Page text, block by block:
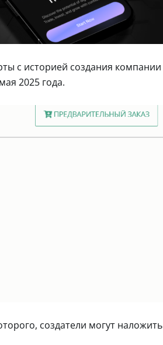
с историей создания компании
2025 года.
создатели могут наложить